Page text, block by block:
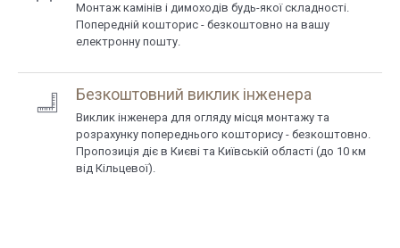
Монтаж камінів і димоходів будь-якої складності.
Попередній кошторис - безкоштовно на вашу
електронну пошту.
Безкоштовний виклик інженера
Виклик інженера для огляду місця монтажу та
розрахунку попереднього кошторису - безкоштовно.
Пропозиція діє в Києві та Київській області (до 10 км
від Кільцевої).